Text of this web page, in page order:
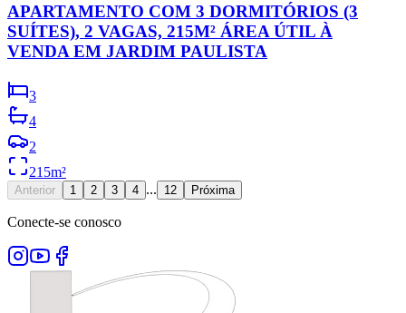
APARTAMENTO COM 3 DORMITÓRIOS (3
SUÍTES), 2 VAGAS, 215M² ÁREA ÚTIL À
VENDA EM JARDIM PAULISTA
3
4
2
215m²
Anterior 1 2 3 4 ... 12 Próxima
Conecte-se conosco